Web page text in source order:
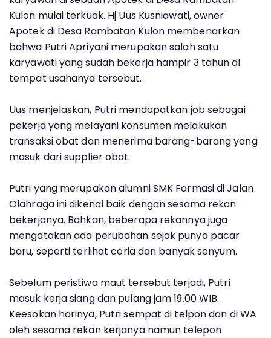
Kulon mulai terkuak. Hj Uus Kusniawati, owner
Apotek di Desa Rambatan Kulon membenarkan
bahwa Putri Apriyani merupakan salah satu
karyawati yang sudah bekerja hampir 3 tahun di
tempat usahanya tersebut.
Uus menjelaskan, Putri mendapatkan job sebagai
pekerja yang melayani konsumen melakukan
transaksi obat dan menerima barang-barang yang
masuk dari supplier obat.
Putri yang merupakan alumni SMK Farmasi di Jalan
Olahraga ini dikenal baik dengan sesama rekan
bekerjanya. Bahkan, beberapa rekannya juga
mengatakan ada perubahan sejak punya pacar
baru, seperti terlihat ceria dan banyak senyum.
Sebelum peristiwa maut tersebut terjadi, Putri
masuk kerja siang dan pulang jam 19.00 WIB.
Keesokan harinya, Putri sempat di telpon dan di WA
oleh sesama rekan kerjanya namun telepon